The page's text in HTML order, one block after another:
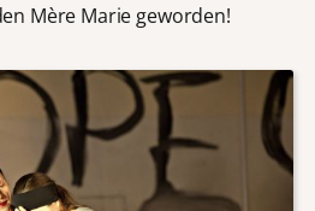
Mère Marie geworden!